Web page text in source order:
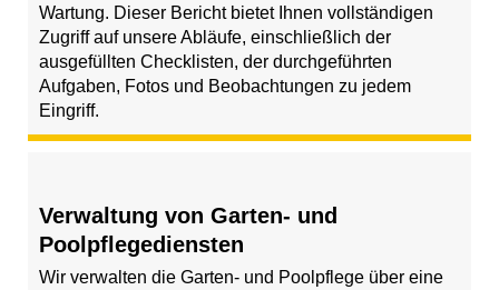
Wartung. Dieser Bericht bietet Ihnen vollständigen
Zugriff auf unsere Abläufe, einschließlich der
ausgefüllten Checklisten, der durchgeführten
Aufgaben, Fotos und Beobachtungen zu jedem
Eingriff.
Verwaltung von Garten- und
Poolpflegediensten
Wir verwalten die Garten- und Poolpflege über eine